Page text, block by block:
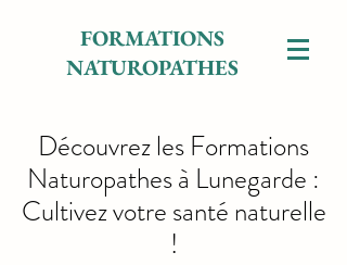
FORMATIONS
NATUROPATHES
Découvrez les Formations
Naturopathes à Lunegarde :
Cultivez votre santé naturelle
!